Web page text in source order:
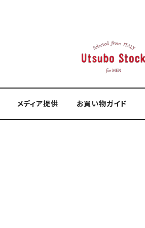
メディア提供 お買い物ガイド